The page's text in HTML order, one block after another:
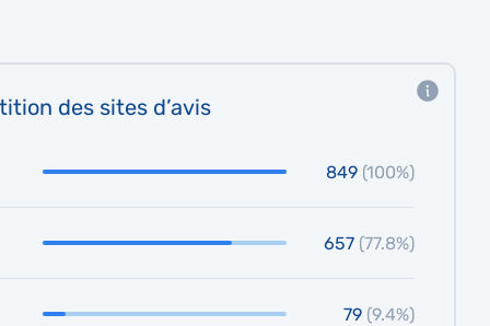
des sites d’avis
849 (100%)
657 (77.8%)
79 (9.4%)